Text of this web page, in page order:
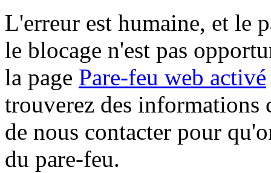
L'erreur est humaine, et le
le blocage n'est pas
la page Pare-feu web activé
trouverez des informations
de nous contacter pour
du pare-feu.